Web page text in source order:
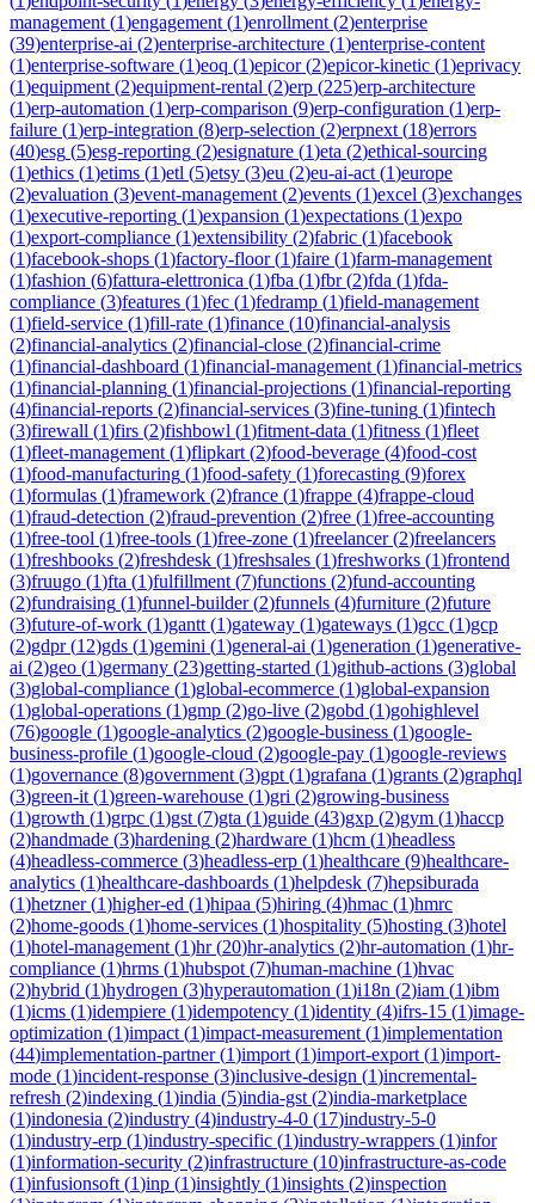
management (1)engagement (1)enrollment (2)enterprise
(39)enterprise-ai (2)enterprise-architecture (1)enterprise-content
(1)enterprise-software (1)eoq (1)epicor(2)epicor-kinetic (1)eprivacy
(1)equipment (2)equipment-rental (2)erp (225)erp-architecture
(1)erp-automation (1)erp-comparison (9)erp-configuration (1)erp-
failure (1)erp-integration (8)erp-selection (2)erpnext (18)errors
(40)esg (5)esg-reporting (2)esignature (1)eta (2)ethical-sourcing
(1)ethics (1)etims (1)etl (5)etsy (3)eu (2)eu-ai-act (1)europe
(2)evaluation (3)event-management (2)events (1)excel (3)exchanges
(1)executive-reporting (1)expansion (1)expectations (1)expo
(1)export-compliance (1)extensibility (2)fabric (1)facebook
(1)facebook-shops (1)factory-floor(1)faire (1)farm-management
(1)fashion (6)fattura-elettronica (1)fba (1)fbr(2)fda (1)fda-
compliance (3)features (1)fec (1)fedramp (1)field-management
(1)field-service (1)fill-rate (1)finance (10)financial-analysis
(2)financial-analytics (2)financial-close (2)financial-crime
(1)financial-dashboard (1)financial-management (1)financial-metrics
(1)financial-planning (1)financial-projections (1)financial-reporting
(4)financial-reports (2)financial-services (3)fine-tuning (1)fintech
(3)firewall (1)firs (2)fishbowl (1)fitment-data (1)fitness (1)fleet
(1)fleet-management (1)flipkart (2)food-beverage (4)food-cost
(1)food-manufacturing (1)food-safety (1)forecasting (9)forex
(1)formulas (1)framework (2)france (1)frappe (4)frappe-cloud
(1)fraud-detection (2)fraud-prevention (2)free (1)free-accounting
(1)free-tool (1)free-tools (1)free-zone (1)freelancer(2)freelancers
(1)freshbooks (2)freshdesk (1)freshsales (1)freshworks (1)frontend
(3)fruugo (1)fta (1)fulfillment (7)functions (2)fund-accounting
(2)fundraising (1)funnel-builder(2)funnels (4)furniture (2)future
(3)future-of-work (1)gantt (1)gateway (1)gateways (1)gcc (1)gcp
(2)gdpr(12)gds (1)gemini (1)general-ai (1)generation (1)generative-
ai (2)geo (1)germany (23)getting-started (1)github-actions (3)global
(3)global-compliance (1)global-ecommerce (1)global-expansion
(1)global-operations (1)gmp (2)go-live (2)gobd (1)gohighlevel
(76)google (1)google-analytics (2)google-business (1)google-
business-profile (1)google-cloud (2)google-pay (1)google-reviews
(1)governance (8)government (3)gpt (1)grafana (1)grants (2)graphql
(3)green-it (1)green-warehouse (1)gri (2)growing-business
(1)growth (1)grpc (1)gst (7)gta (1)guide (43)gxp (2)gym (1)haccp
(2)handmade (3)hardening (2)hardware (1)hcm (1)headless
(4)headless-commerce (3)headless-erp (1)healthcare (9)healthcare-
analytics (1)healthcare-dashboards (1)helpdesk (7)hepsiburada
(1)hetzner(1)higher-ed (1)hipaa (5)hiring (4)hmac (1)hmrc
(2)home-goods (1)home-services (1)hospitality (5)hosting (3)hotel
(1)hotel-management (1)hr(20)hr-analytics (2)hr-automation (1)hr-
compliance (1)hrms (1)hubspot (7)human-machine (1)hvac
(2)hybrid (1)hydrogen (3)hyperautomation (1)i18n (2)iam (1)ibm
(1)icms (1)idempiere (1)idempotency (1)identity (4)ifrs-15 (1)image-
optimization (1)impact (1)impact-measurement (1)implementation
(44)implementation-partner(1)import (1)import-export (1)import-
mode (1)incident-response (3)inclusive-design (1)incremental-
refresh (2)indexing (1)india (5)india-gst (2)india-marketplace
(1)indonesia (2)industry (4)industry-4-0 (17)industry-5-0
(1)industry-erp (1)industry-specific (1)industry-wrappers (1)infor
(1)information-security (2)infrastructure (10)infrastructure-as-code
(1)infusionsoft (1)inp (1)insightly (1)insights (2)inspection